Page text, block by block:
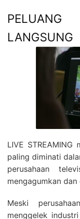
LANGSUNG
LIVE
paling diminati
perusahaan
mengagumkan
Meski
menggelek